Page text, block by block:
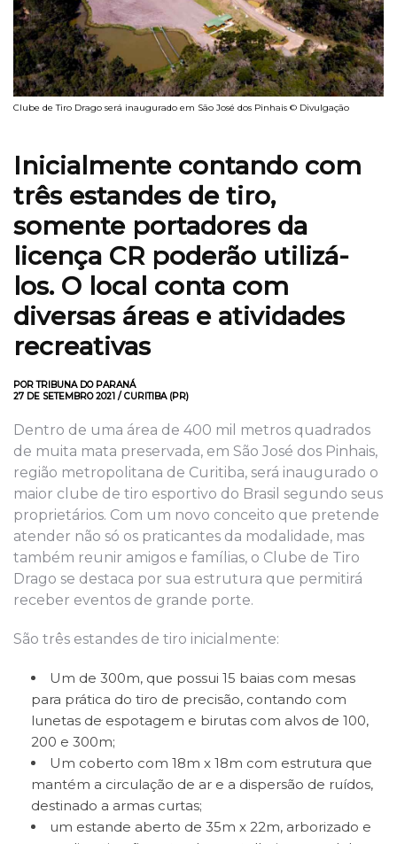
Clube de Tiro Drago será inaugurado em São José dos Pinhais © Divulgação
Inicialmente contando com
três estandes de tiro,
somente portadores da
licença CR poderão utilizá-
los. O local conta com
diversas áreas e atividades
recreativas
POR TRIBUNA DO PARANÁ
27 DE SETEMBRO 2021 / CURITIBA (PR)
Dentro de uma área de 400 mil metros quadrados
de muita mata preservada, em São José dos Pinhais,
região metropolitana de Curitiba, será inaugurado o
maior clube de tiro esportivo do Brasil segundo seus
proprietários. Com um novo conceito que pretende
atender não só os praticantes da modalidade, mas
também reunir amigos e famílias, o Clube de Tiro
Drago se destaca por sua estrutura que permitirá
receber eventos de grande porte.
São três estandes de tiro inicialmente:
Um de 300m, que possui 15 baias com mesas
para prática do tiro de precisão, contando com
lunetas de espotagem e birutas com alvos de 100,
200 e 300m;
Um coberto com 18m x 18m com estrutura que
mantém a circulação de ar e a dispersão de ruídos,
destinado a armas curtas;
um estande aberto de 35m x 22m, arborizado e